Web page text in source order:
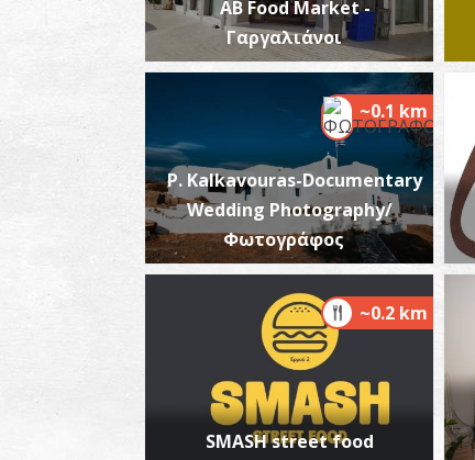
AB Food Market -
Γαργαλιάνοι
~0.1 km
P. Kalkavouras-Documentary
Wedding Photography/
Φωτογράφος
~0.2 km
SMASH street food